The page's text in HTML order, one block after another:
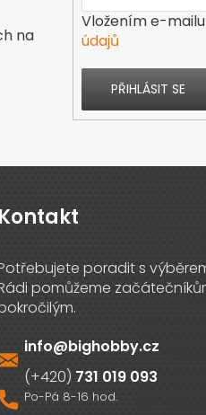
na
Vložením e-
údajů
PŘIHLÁSIT SE
Kontakt
info@bighobby.cz
731 019 093